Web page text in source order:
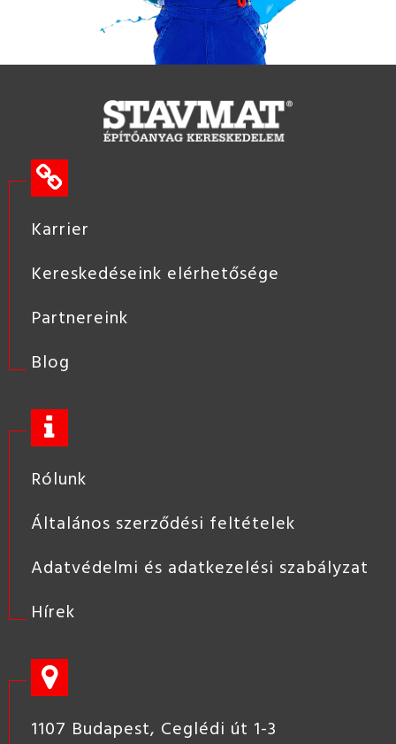
Karrier
Kereskedéseink elérhetősége
Partnereink
Blog
Rólunk
Általános szerződési feltételek
Adatvédelmi és adatkezelési szabályzat
Hírek
1107 Budapest, Ceglédi út 1-3